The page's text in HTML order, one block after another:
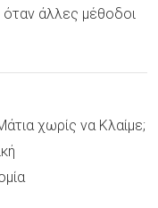
όταν άλλες μέθοδοι
χωρίς να Κλαίμε;